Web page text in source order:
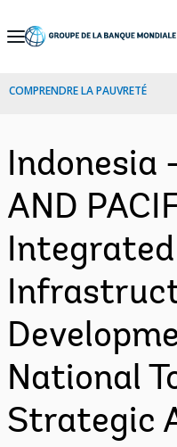
Skip
Navigation
COMPRENDRE LA PAUVRETÉ
Indonesia
AND
Integrated
National
Strategic